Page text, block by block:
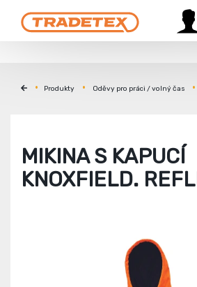
Produkty Oděvy pro práci / volný čas
MIKINA S KAPUCÍ
KNOXFIELD.